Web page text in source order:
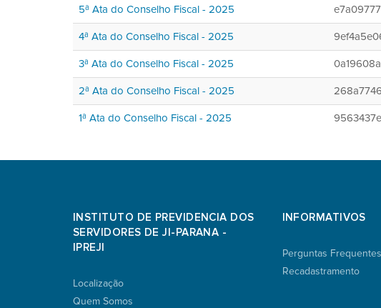
5ª Ata do Conselho Fiscal - 2025
4ª Ata do Conselho Fiscal - 2025
3ª Ata do Conselho Fiscal - 2025
2ª Ata do Conselho Fiscal - 2025
1ª Ata do Conselho Fiscal - 2025
INSTITUTO DE PREVIDENCIA DOS
SERVIDORES DE JI-PARANA -
IPREJI
Localização
Quem Somos
INFORMATIVOS
Perguntas Frequentes
Recadastramento